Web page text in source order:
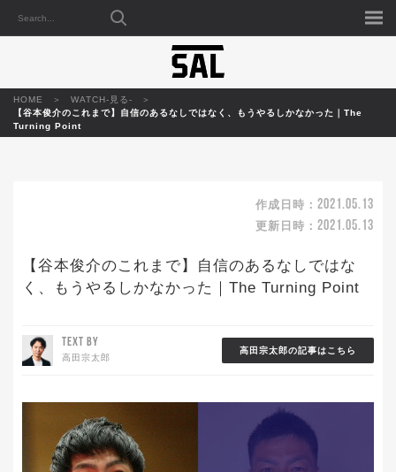
HOME
WATCH-見る-
【谷本俊介のこれまで】自信のあるなしではなく、もうやるしかなかった｜The
Turning Point
作成日時： 2021.05.13
更新日時： 2021.05.13
【谷本俊介のこれまで】自信のあるなしではな
く、もうやるしかなかった｜The Turning Point
TEXT BY
高田宗太郎
高田宗太郎の記事はこちら